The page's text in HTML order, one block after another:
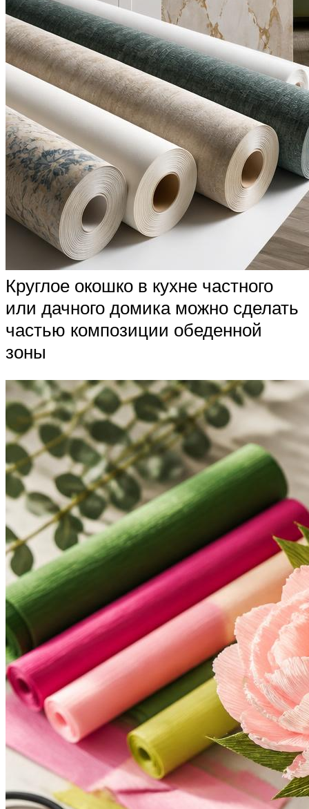
Круглое окошко в кухне частного
или дачного домика можно сделать
частью композиции обеденной
зоны